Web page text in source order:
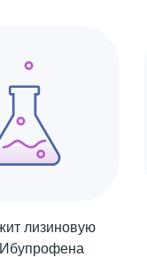
лизиновую